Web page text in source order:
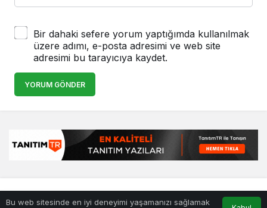
Bir dahaki sefere yorum yaptığımda kullanılmak
üzere adımı, e-posta adresimi ve web site
adresimi bu tarayıcıya kaydet.
YORUM GÖNDER
Bu web sitesinde en iyi deneyimi yaşamanızı sağlamak
en iyiler